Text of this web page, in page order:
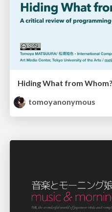
tomoyanonymous